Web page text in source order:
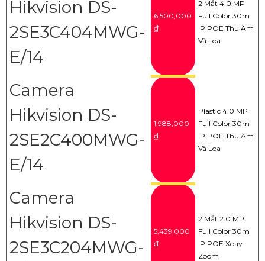
Hikvision DS-
2SE3C404MWG-
E/14
6,500,000
₫
2 Mắt 4.0 MP
Full Color 30m
IP POE Thu Âm
Và Loa
Camera
Hikvision DS-
2SE2C400MWG-
E/14
1,988,000
₫
Plastic 4.0 MP
Full Color 30m
IP POE Thu Âm
Và Loa
Camera
Hikvision DS-
2SE3C204MWG-
5,439,000
₫
2 Mắt 2.0 MP
Full Color 30m
IP POE Xoay
Zoom